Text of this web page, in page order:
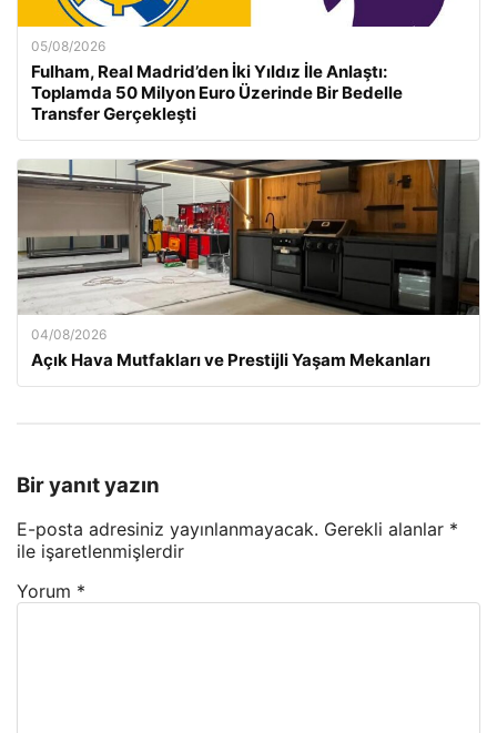
05/08/2026
Fulham, Real Madrid’den İki Yıldız İle Anlaştı:
Toplamda 50 Milyon Euro Üzerinde Bir Bedelle
Transfer Gerçekleşti
04/08/2026
Açık Hava Mutfakları ve Prestijli Yaşam Mekanları
Bir yanıt yazın
E-posta adresiniz yayınlanmayacak. Gerekli alanlar *
ile işaretlenmişlerdir
Yorum *